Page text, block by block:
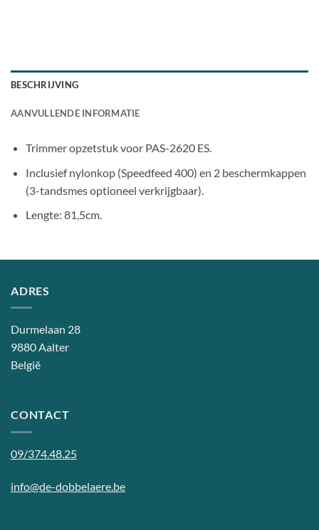
BESCHRIJVING
AANVULLENDE INFORMATIE
Trimmer opzetstuk voor PAS-2620 ES.
Inclusief nylonkop (Speedfeed 400) en 2 beschermkappen
(3-tandsmes optioneel verkrijgbaar).
Lengte: 81,5cm.
ADRES
Durmelaan 28
9880 Aalter
België
CONTACT
09/374.48.25
info@de-dobbelaere.be